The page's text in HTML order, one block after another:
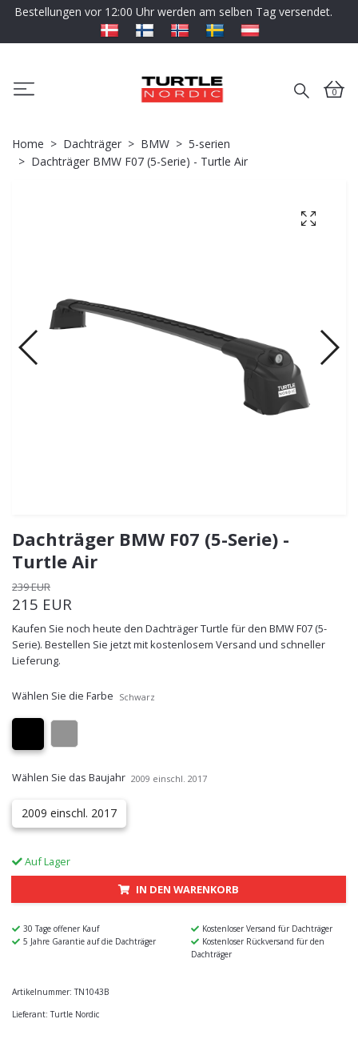
Bestellungen vor 12:00 Uhr werden am selben Tag versendet.
0
Home Dachträger BMW
5-serien
Dachträger BMW F07 (5-Serie) - Turtle Air
Dachträger BMW F07 (5-Serie) -
Turtle Air
239 EUR
215 EUR
Kaufen Sie noch heute den Dachträger Turtle für den BMW F07 (5-
Serie). Bestellen Sie jetzt mit kostenlosem Versand und schneller
Lieferung.
Wählen Sie die Farbe Schwarz
Wählen Sie das Baujahr 2009 einschl. 2017
2009 einschl. 2017
Auf Lager
IN DEN WARENKORB
30 Tage offener Kauf
Kostenloser Versand für Dachträger
5 Jahre Garantie auf die Dachträger
Kostenloser Rückversand für den
Dachträger
Artikelnummer: TN1043B
Lieferant: Turtle Nordic